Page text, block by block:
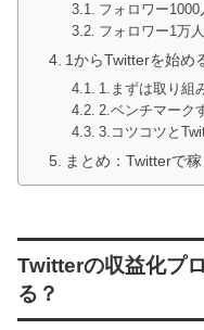
フォロワー
フォロワー1万
1からTwitterを始め
1.まずは取り組
2.ベンチマーク
3.コツコツと
まとめ：Twitterで
Twitterの収益化プ
る？